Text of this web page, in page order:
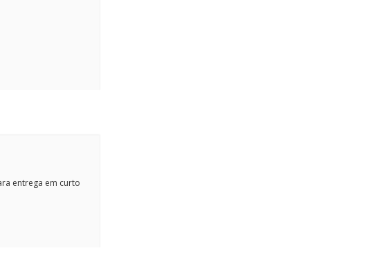
entrega em curto